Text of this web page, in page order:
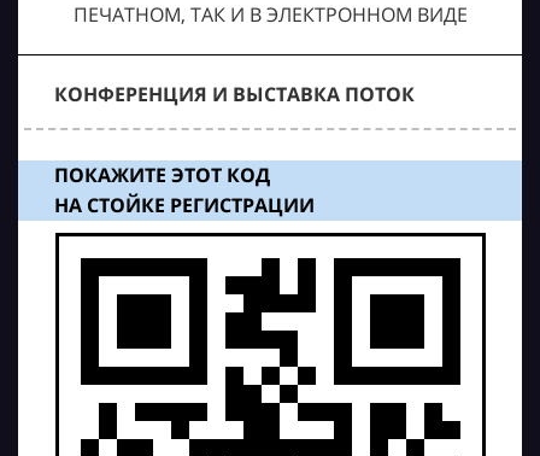
ПЕЧАТНОМ, ТАК И В ЭЛЕКТРОННОМ ВИДЕ
КОНФЕРЕНЦИЯ И ВЫСТАВКА ПОТОК
ПОКАЖИТЕ ЭТОТ КОД
НА СТОЙКЕ РЕГИСТРАЦИИ